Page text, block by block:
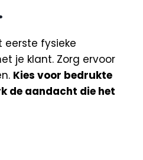
eerste fysieke
je klant. Zorg ervoor
Kies voor bedrukte
de aandacht die het